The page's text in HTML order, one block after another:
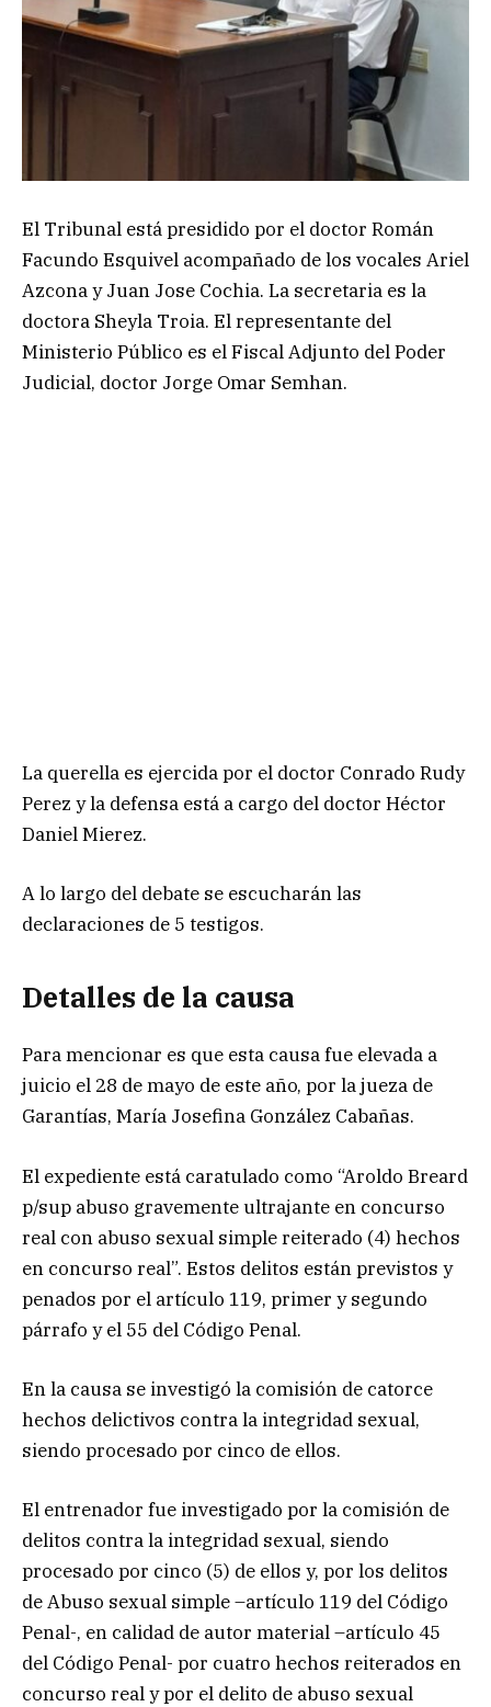
El Tribunal está presidido por el doctor Román
Facundo Esquivel acompañado de los vocales Ariel
Azcona y Juan Jose Cochia. La secretaria es la
doctora Sheyla Troia. El representante del
Ministerio Público es el Fiscal Adjunto del Poder
Judicial, doctor Jorge Omar Semhan.
La querella es ejercida por el doctor Conrado Rudy
Perez y la defensa está a cargo del doctor Héctor
Daniel Mierez.
A lo largo del debate se escucharán las
declaraciones de 5 testigos.
Detalles de la causa
Para mencionar es que esta causa fue elevada a
juicio el 28 de mayo de este año, por la jueza de
Garantías, María Josefina González Cabañas.
El expediente está caratulado como “Aroldo Breard
p/sup abuso gravemente ultrajante en concurso
real con abuso sexual simple reiterado (4) hechos
en concurso real”. Estos delitos están previstos y
penados por el artículo 119, primer y segundo
párrafo y el 55 del Código Penal.
En la causa se investigó la comisión de catorce
hechos delictivos contra la integridad sexual,
siendo procesado por cinco de ellos.
El entrenador fue investigado por la comisión de
delitos contra la integridad sexual, siendo
procesado por cinco (5) de ellos y, por los delitos
de Abuso sexual simple –artículo 119 del Código
Penal-, en calidad de autor material –artículo 45
del Código Penal- por cuatro hechos reiterados en
concurso real y por el delito de abuso sexual